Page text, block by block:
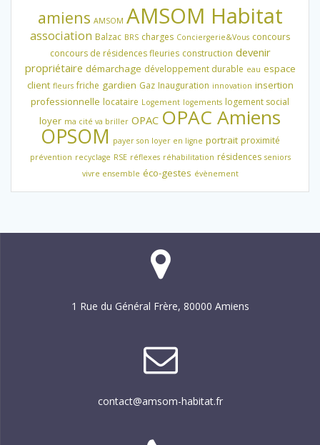
amiens AMSOM AMSOM Habitat
association Balzac BRS charges Conciergerie&Vous concours
concours de résidences fleuries construction devenir
propriétaire démarchage développement durable eau espace
client fleurs friche gardien Gaz Inauguration innovation insertion
professionnelle locataire Logement logements logement social
loyer ma cité va briller OPAC OPAC Amiens
OPSOM payer son loyer en ligne portrait proximité
prévention recyclage RSE réflexes réhabilitation résidences seniors
vivre ensemble éco-gestes évènement
1 Rue du Général Frère, 80000 Amiens
contact@amsom-habitat.fr